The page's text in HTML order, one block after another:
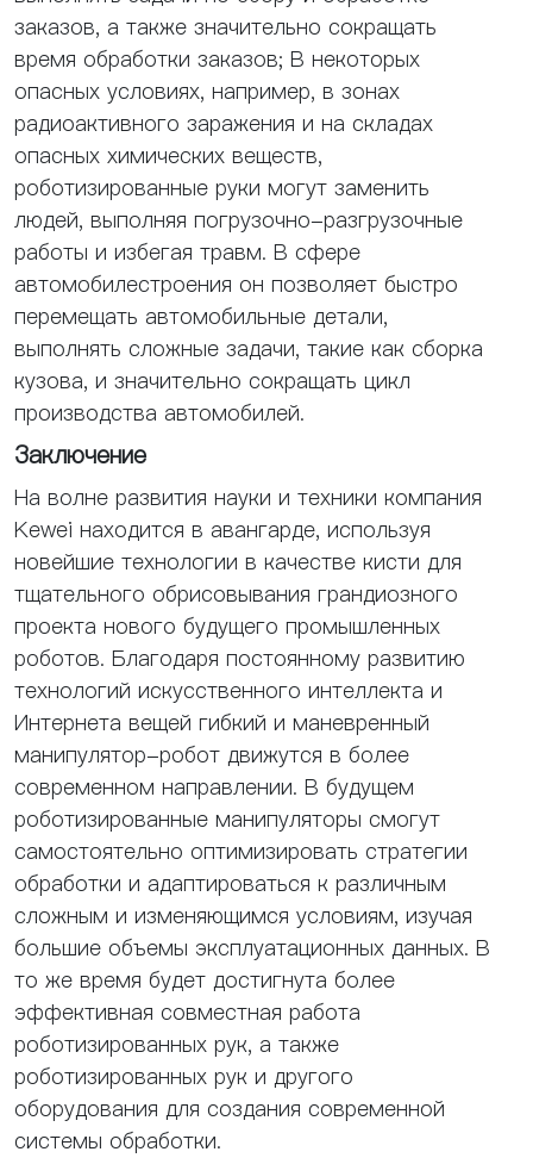
заказов, а также значительно сокращать
время обработки заказов; В некоторых
опасных условиях, например, в зонах
радиоактивного заражения и на складах
опасных химических веществ,
роботизированные руки могут заменить
людей, выполняя погрузочно-разгрузочные
работы и избегая травм. В сфере
автомобилестроения он позволяет быстро
перемещать автомобильные детали,
выполнять сложные задачи, такие как сборка
кузова, и значительно сокращать цикл
производства автомобилей.
Заключение
На волне развития науки и техники компания
Kewei находится в авангарде, используя
новейшие технологии в качестве кисти для
тщательного обрисовывания грандиозного
проекта нового будущего промышленных
роботов. Благодаря постоянному развитию
технологий искусственного интеллекта и
Интернета вещей гибкий и маневренный
манипулятор-робот движутся в более
современном направлении. В будущем
роботизированные манипуляторы смогут
самостоятельно оптимизировать стратегии
обработки и адаптироваться к различным
сложным и изменяющимся условиям, изучая
большие объемы эксплуатационных данных. В
то же время будет достигнута более
эффективная совместная работа
роботизированных рук, а также
роботизированных рук и другого
оборудования для создания современной
системы обработки.